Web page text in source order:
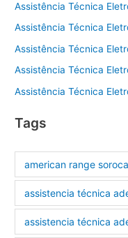
Assistência Técnica
Assistência Técnica
Assistência Técnica
Assistência Técnica
Assistência Técnica
Tags
american range
assistencia técnica
assistencia técnica